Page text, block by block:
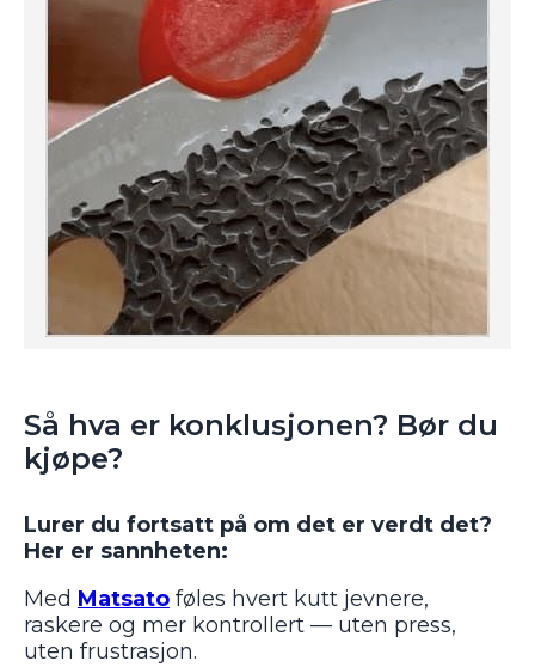
Så hva er konklusjonen? Bør du
kjøpe?
Lurer du fortsatt på om det er verdt det?
Her er sannheten:
Med Matsato føles hvert kutt jevnere,
raskere og mer kontrollert — uten press,
uten frustrasjon.